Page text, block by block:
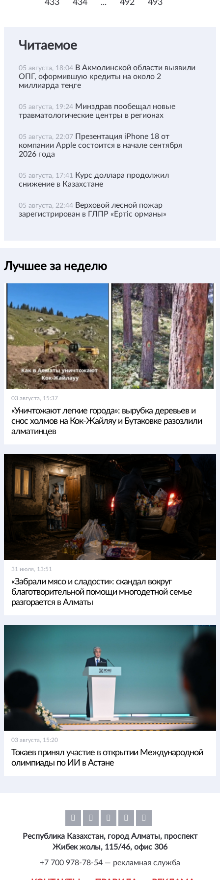
433 434 ... 492 493
Читаемое
05 августа, 18:04 В Акмолинской области выявили
ОПГ, оформившую кредиты на около 2
миллиарда теңге
05 августа, 19:24 Минздрав пообещал новые
травматологические центры в регионах
05 августа, 22:07 Презентация iPhone 18 от
компании Apple состоится в начале сентября
2026 года
05 августа, 17:41 Курс доллара продолжил
снижение в Казахстане
05 августа, 22:44 Верховой лесной пожар
зарегистрирован в ГЛПР «Ертіс орманы»
Лучшее за неделю
03 августа, 15:37
«Уничтожают легкие города»: вырубка деревьев и
снос холмов на Кок-Жайляу и Бутаковке разозлили
алматинцев
31 июля, 13:51
«Забрали мясо и сладости»: скандал вокруг
благотворительной помощи многодетной семье
разгорается в Алматы
03 августа, 15:20
Токаев принял участие в открытии Международной
олимпиады по ИИ в Астане
Республика Казахстан, город Алматы, проспект
Жибек жолы, 115/46, офис 306
+7 700 978-78-54 — рекламная служба